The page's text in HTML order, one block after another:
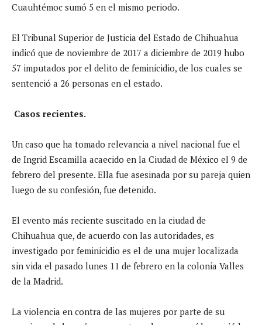
Cuauhtémoc sumó 5 en el mismo periodo.
El Tribunal Superior de Justicia del Estado de Chihuahua
indicó que de noviembre de 2017 a diciembre de 2019 hubo
57 imputados por el delito de feminicidio, de los cuales se
sentenció a 26 personas en el estado.
Casos recientes.
Un caso que ha tomado relevancia a nivel nacional fue el
de Ingrid Escamilla acaecido en la Ciudad de México el 9 de
febrero del presente. Ella fue asesinada por su pareja quien
luego de su confesión, fue detenido.
El evento más reciente suscitado en la ciudad de
Chihuahua que, de acuerdo con las autoridades, es
investigado por feminicidio es el de una mujer localizada
sin vida el pasado lunes 11 de febrero en la colonia Valles
de la Madrid.
La violencia en contra de las mujeres por parte de su